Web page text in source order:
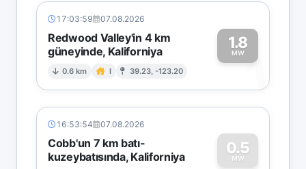
17:03:59 07.08.2026
Redwood Valley'in 4 km
güneyinde, Kaliforniya
0.6 km I 39.23, -123.20
1.8
MW1
16:53:54 07.08.2026
Cobb'un 7 km batı-
kuzeybatısında, Kaliforniya
0.5
MW